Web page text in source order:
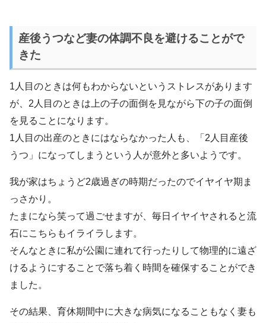
産後うつなど妻の体調不良を避けることがで
きた
1人目のときは何もわからないというストレスがあります
が、2人目のときは上の子の面倒を見ながら下の子の面倒
を見ることになります。
1人目の出産のときにはならなかった人も、「2人目産後
うつ」になってしまうという人が意外と多いようです。
我が家はちょうど2歳過ぎの時期だったのでイヤイヤ期ま
っさかり。
たまになら笑って過ごせますが、毎日イヤイヤされると流
石にこちらもイライラします。
そんなときに私が公園に連れて行ったりして物理的に遠ざ
けるようにすることで落ち着く時間を確保することができ
ました。
その結果、育休期間中に大きな病気になることもなく妻も